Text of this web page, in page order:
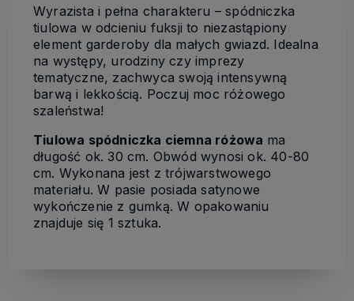
Wyrazista i pełna charakteru – spódniczka
tiulowa w odcieniu fuksji to niezastąpiony
element garderoby dla małych gwiazd. Idealna
na występy, urodziny czy imprezy
tematyczne, zachwyca swoją intensywną
barwą i lekkością. Poczuj moc różowego
szaleństwa!
Tiulowa spódniczka ciemna różowa ma
długość ok. 30 cm. Obwód wynosi ok. 40-80
cm. Wykonana jest z trójwarstwowego
materiału. W pasie posiada satynowe
wykończenie z gumką. W opakowaniu
znajduje się 1 sztuka.